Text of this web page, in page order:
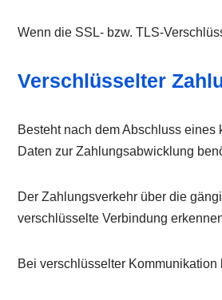
Wenn die SSL- bzw. TLS-
Verschlüsselter
Besteht nach dem Abschluss
Daten zur Zahlungsabwicklung
Der Zahlungsverkehr über die
verschlüsselte Verbindung
Bei verschlüsselter